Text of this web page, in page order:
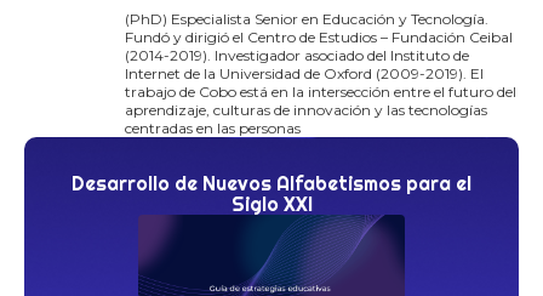
(PhD) Especialista Senior en Educación y Tecnología.
Fundó y dirigió el Centro de Estudios – Fundación Ceibal
(2014-2019). Investigador asociado del Instituto de
Internet de la Universidad de Oxford (2009-2019). El
trabajo de Cobo está en la intersección entre el futuro del
aprendizaje, culturas de innovación y las tecnologías
centradas en las personas
Desarrollo de Nuevos Alfabetismos para el
Siglo XXI